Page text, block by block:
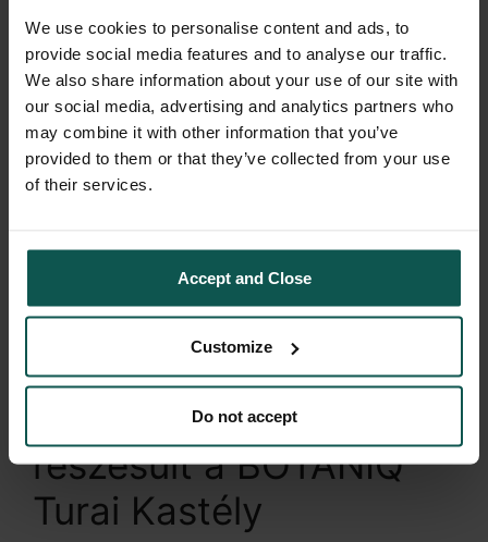
We use cookies to personalise content and ads, to
provide social media features and to analyse our traffic.
We also share information about your use of our site with
our social media, advertising and analytics partners who
may combine it with other information that you’ve
provided to them or that they’ve collected from your use
of their services.
Accept and Close
Customize
Do not accept
megnyílt Dorothea Hotelben zajlott, összesen
27 elismerést adtak át Budapesten. A verseny
díjazása során – amely a Horeca-ágazat széles
skáláját öleli fel – kiemelt szempont volt az
újszerűség és hatékonyság szerepe a tervezési
folyamatokban. …
Egyéb kategória
Újabb nemzetközi
elismerésekben
részesült a BOTANIQ
Turai Kastély